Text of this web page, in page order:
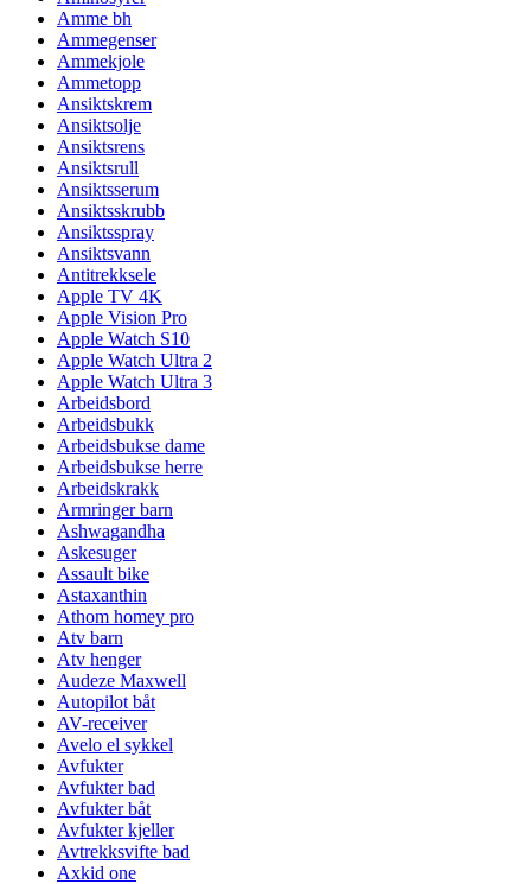
Amme bh
Ammegenser
Ammekjole
Ammetopp
Ansiktskrem
Ansiktsolje
Ansiktsrens
Ansiktsrull
Ansiktsserum
Ansiktsskrubb
Ansiktsspray
Ansiktsvann
Antitrekksele
Apple TV 4K
Apple Vision Pro
Apple Watch S10
Apple Watch Ultra 2
Apple Watch Ultra 3
Arbeidsbord
Arbeidsbukk
Arbeidsbukse dame
Arbeidsbukse herre
Arbeidskrakk
Armringer barn
Ashwagandha
Askesuger
Assault bike
Astaxanthin
Athom homey pro
Atv barn
Atv henger
Audeze Maxwell
Autopilot båt
AV-receiver
Avelo el sykkel
Avfukter
Avfukter bad
Avfukter båt
Avfukter kjeller
Avtrekksvifte bad
Axkid one